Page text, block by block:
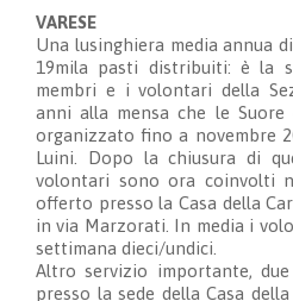
VARESE
Una lusinghiera media annua
19mila pasti distribuiti: è la
membri e i volontari della
annialla mensa che le
organizzato fino a novembre
Luini . Dopo la chiusura di
volontari sono ora coinvolti
offerto presso la Casa della
in via Marzorati. In media i
settimana dieci/undici.
Altro servizio importante,
presso la sede della Casa